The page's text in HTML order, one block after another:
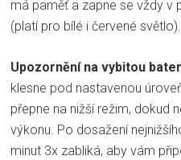
má paměť a zapne se vždy v
(platí pro bílé i červené světlo).
Upozornění na vybitou
klesne pod nastavenou
přepne na nižší režim, dokud
výkonu. Po dosažení
minut 3x zabliká, aby vám